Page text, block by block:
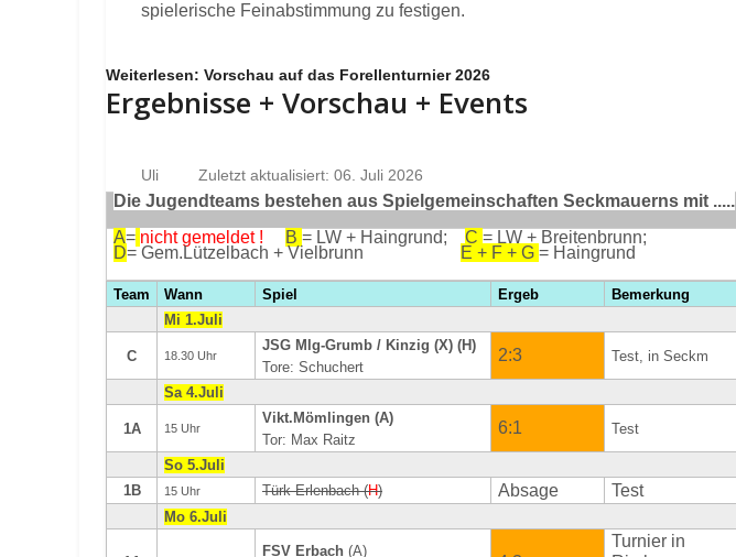
spielerische Feinabstimmung zu festigen.
Weiterlesen: Vorschau auf das Forellenturnier 2026
Ergebnisse + Vorschau + Events
Uli Zuletzt aktualisiert: 06. Juli 2026
Die Jugendteams bestehen aus Spielgemeinschaften Seckmauerns mit .....
A= nicht gemeldet ! B = LW + Haingrund; C = LW + Breitenbrunn;
D= Gem.Lützelbach + Vielbrunn E + F + G = Haingrund
Team Wann Spiel Ergeb
Bemerkung
Mi 1.Juli
C 18.30 Uhr
JSG Mlg-Grumb / Kinzig (X) (H)
Tore: Schuchert
2:3 Test, in Seckm
Sa 4.Juli
1A 15 Uhr
Vikt.Mömlingen (A)
Tor: Max Raitz
6:1 Test
So 5.Juli
1B
15 Uhr Türk Erlenbach (H) Absage Test
Mo 6.Juli
FSV Erbach (A)
Turnier in